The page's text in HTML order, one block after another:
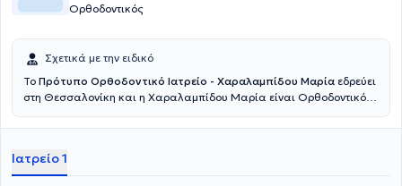
Ορθοδοντικός
Σχετικά με την ειδικό
Το Πρότυπο Ορθοδοντικό Ιατρείο - Χαραλαμπίδου Μαρία εδρεύει
στη Θεσσαλονίκη και η Χαραλαμπίδου Μαρία είναι Ορθοδοντικός.
Αριστοτελείου Πανεπιστημίου Θεσσαλονίκης και ειδικεύτηκε στην
Επιπλέον, παρακολούθησε μεταπτυχιακό πρόγραμμα στην
Οδοντολογία από το Πανεπιστήμιο του Γκέτεμποργκ της Σουηδίας
Ιατρείο 1